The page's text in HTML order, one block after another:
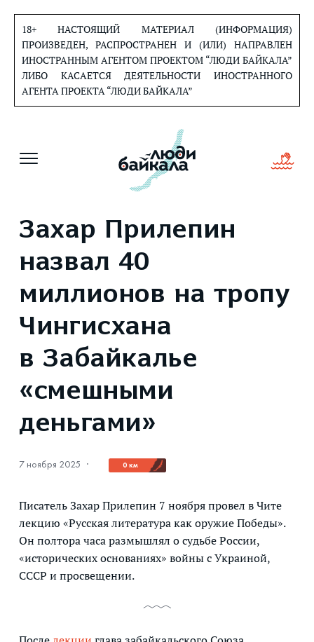
содержанию
18+ НАСТОЯЩИЙ МАТЕРИАЛ (ИНФОРМАЦИЯ)
ПРОИЗВЕДЕН, РАСПРОСТРАНЕН И (ИЛИ) НАПРАВЛЕН
ИНОСТРАННЫМ АГЕНТОМ ПРОЕКТОМ “ЛЮДИ БАЙКАЛА”
ЛИБО КАСАЕТСЯ ДЕЯТЕЛЬНОСТИ ИНОСТРАННОГО
АГЕНТА ПРОЕКТА “ЛЮДИ БАЙКАЛА”
Захар Прилепин
назвал 40
миллионов на тропу
Чингисхана
в Забайкалье
«смешными
деньгами»
7 ноября 2025 · 0 км
Писатель Захар Прилепин 7 ноября провел в Чите
лекцию «Русская литература как оружие Победы».
Он полтора часа размышлял о судьбе России,
«исторических основаниях» войны с Украиной,
СССР и просвещении.